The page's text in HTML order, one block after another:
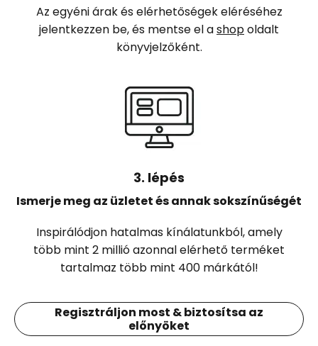
Az egyéni árak és elérhetőségek eléréséhez
jelentkezzen be, és mentse el ashopoldalt
könyvjelzőként.
3. lépés
Ismerje meg az üzletet és annak sokszínűségét
Inspirálódjon hatalmas kínálatunkból, amely
több mint 2 millió azonnal elérhető terméket
tartalmaz több mint 400 márkától!
Regisztráljon most & biztosítsa az
előnyöket